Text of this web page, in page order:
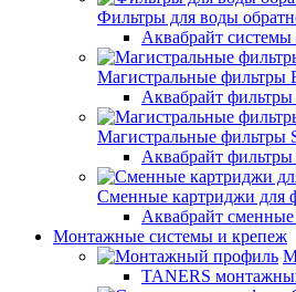
Фильтры для воды
Аквабрайт системы
Магистральные фильтры
Аквабрайт
Магистральные фильтры
Аквабрайт
Сменные картриджи для
Аквабрайт
Монтажные системы и крепеж
TANERS